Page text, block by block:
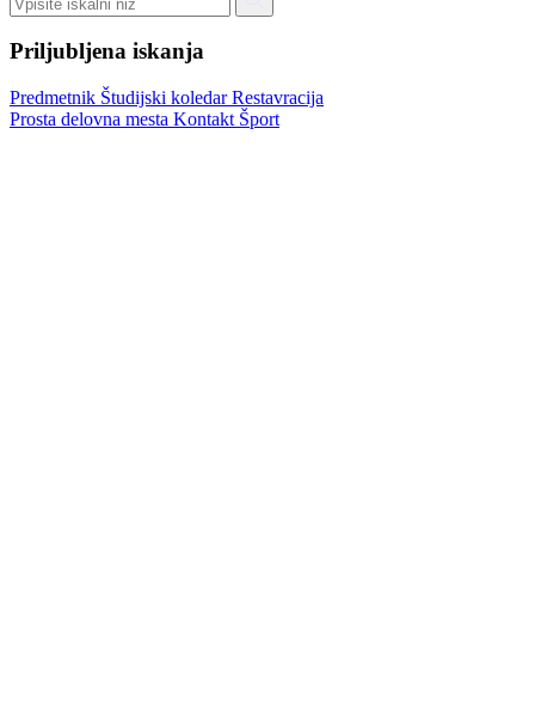
Priljubljena iskanja
Predmetnik Študijski koledarRestavracija
Prosta delovna mesta Kontakt Šport